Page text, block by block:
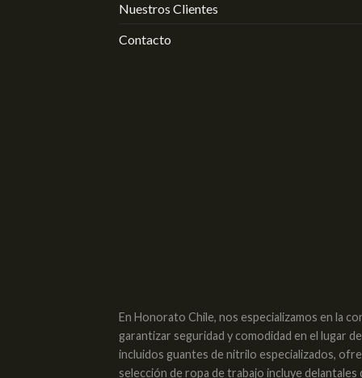
Nuestros Clientes
Contacto
En Honorato Chile, nos especializamos en la
garantizar seguridad y comodidad en el lugar
incluidos guantes de nitrilo especializados,
selección de ropa de trabajo incluye